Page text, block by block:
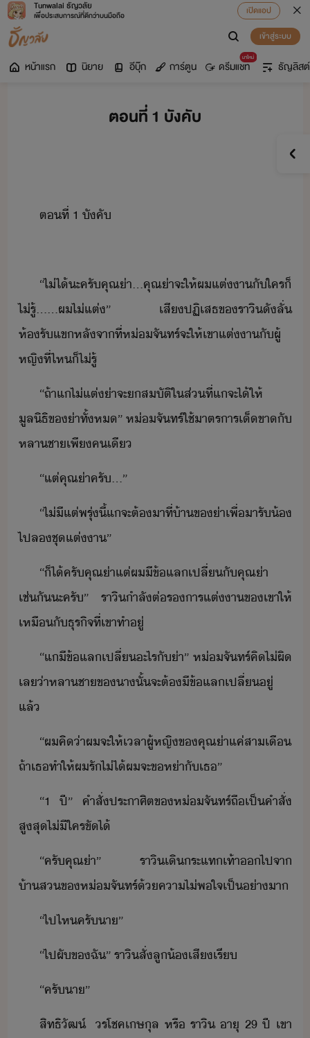
Tunwalai ธัญวลัย
เพื่อประสบการณ์ที่ดีกว่าบนมือถือ
เปิดแอป
เข้าสู่ระบบ
หน้าแรก นิยาย อีบุ๊ก การ์ตูน
มาใหม่
ดรีมแชท ธัญลิสต์
ตอนที่ 1 บังคับ
ตที่​ ​1​ ​ัคั
“​ไ่ไ้​ะ​ครั​คุณ่า​...​คุณ่า​จะ​ให้​ผ​แต่า​ั​ใคร​็​
ไ่รู้​…​…​ผ​ไ่​แต่​”​ ​เสี​ปฏิเสธ​ข​ราิ​ัลั่​
ห้รัแข​หลัจาที่​ห่​จัทร์​จะ​ให้​เขา​แต่า​ั​ผู้
หญิ​ที่ไห​็​ไ่รู้
“​ถ้า​แ​ไ่​แต่​่า​จะ​​สัติ​ใ​ส่​ที่​แ​จะ​ไ้​ให้​
ูลิธิ​ข​่า​ทั้ห​”​ ​ห่​จัทร์​ใช้​าตราร​เ็ขา​ั​
หลาชา​เพี​คเี
“​แต่​คุณ่า​ครั​...​”
“​ไ่ี​แต่​พรุ่ี้​แ​จะ​ต้​าที​่​้า​ข​่า​เพื่า​รั้​
ไป​ล​ชุแต่า​”
“​็ไ้​ครั​คุณ่า​แต่​ผ​ี​ข้แลเปลี่​ั​คุณ่า​
เช่ั​ะ​ครั​”​ ​ราิ​ำลั​ต่ร​าร​แต่า​ข​เขา​ให้​
เหืั​ธุริจ​ที่​เขา​ทำ​ู่
“​แี​ข้แลเปลี่​ะไร​ั​่า​”​ ​ห่​จัทร์​คิ​ไ่ผิ​
เล​่า​หลาชา​ข​า​ั้​จะ​ต้​ี​ข้แลเปลี่​ู่​
แล้
“​ผ​คิ​่า​ผ​จะ​ให้​เลา​ผู้หญิ​ข​คุณ่า​แค่​สา​เื​
ถ้า​เธ​ทำให้​ผ​รั​ไ่ไ้​ผ​จะ​ข​ห่า​ั​เธ​”
“​1​ ​ปี​”​ ​คำสั่​ประาศิต​ข​ห่​จัทร์​ถืเป็​คำสั่​
สูสุ​ไ่ีใคร​ขั​ไ้
“​ครั​คุณ่า​”​ ​ราิ​เิ​ระแท​เท้า​​ไป​จา​
้าส​ข​ห่​จัทร์​้​คาไ่พใจ​เป็่าา
“​ไป​ไห​ครั​า​”
“​ไป​ผั​ข​ฉั​”​ ​ราิ​สั่​ลู้​เสี​เรี
“​ครั​า​”
สิทธิัฒ์​ ​ ​ร​โชค​เษุล​ ​หรื​ ​ราิ​ ​าุ​ ​29​ ​ปี​ ​เขา​